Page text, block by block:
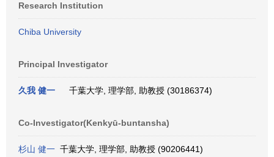
Research Institution
Chiba University
Principal Investigator
久我 健一 千葉大学, 理学部, 助教授 (30186374)
Co-Investigator(Kenkyū-buntansha)
杉山 健一 千葉大学, 理学部, 助教授 (90206441)